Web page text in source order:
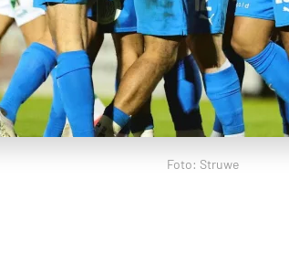
Foto: Struwe